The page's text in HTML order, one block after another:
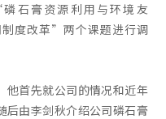
石膏资源利用与环境友
度改革”两个课题进行调
他首先就公司的情况和近年
后由李剑秋介绍公司磷石膏